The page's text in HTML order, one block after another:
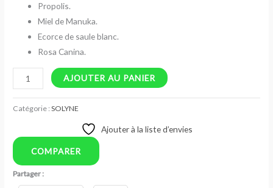
Propolis.
Miel de Manuka.
Ecorce de saule blanc.
Rosa Canina.
AJOUTER AU PANIER
Catégorie :SOLYNE
Ajouter à la liste d’envies
COMPARER
Partager :